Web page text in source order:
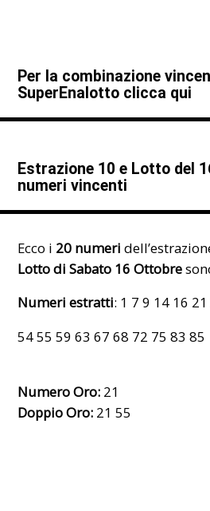
Per la combinazione
SuperEnalotto clicca qui
Estrazione 10 e Lotto del
numeri vincenti
Ecco i 20 numeri
Lotto di Sabato 16 Ottobre
Numeri estratti: 1 7 9 14 16
54 55 59 63 67 68 72 75 83 85
Numero Oro: 21
Doppio Oro: 21 55